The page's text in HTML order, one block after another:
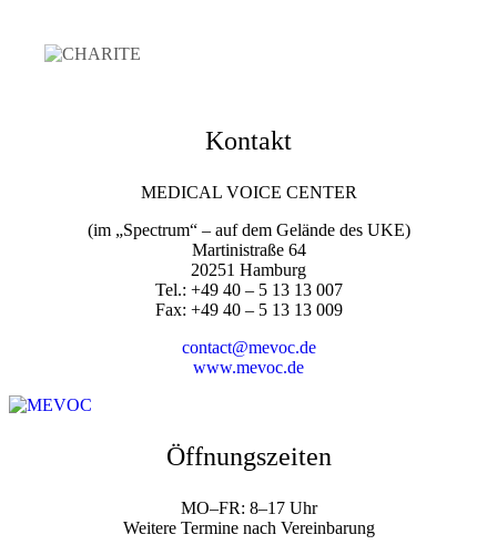
Kontakt
MEDICAL VOICE CENTER
(im „Spectrum“ – auf dem Gelände des UKE)
Martinistraße 64
20251 Hamburg
Tel.: +49 40 – 5 13 13 007
Fax: +49 40 – 5 13 13 009
contact@mevoc.de
www.mevoc.de
Öffnungszeiten
MO–FR: 8–17 Uhr
Weitere Termine nach Vereinbarung